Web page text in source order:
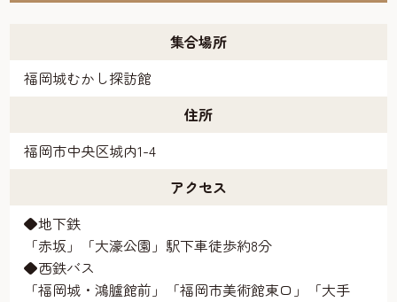
集合場所
福岡城むかし探訪館
住所
福岡市中央区城内1-4
アクセス
◆地下鉄
「赤坂」「大濠公園」駅下車徒歩約8分
◆西鉄バス
「福岡城・鴻臚館前」「福岡市美術館東口」「大手